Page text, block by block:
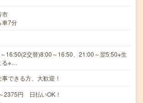
市
車7分
16:50(2交替)8:00～16:50、21:00～翌5:50※生
る※…
できる方、大歓迎！
2375円 日払いOK！